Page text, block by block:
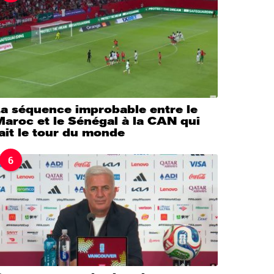
séquence improbable entre le
et le Sénégal à la CAN qui
le tour du monde
6